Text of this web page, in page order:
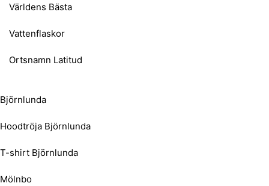
Världens Bästa
Vattenflaskor
Ortsnamn Latitud
Björnlunda
Hoodtröja Björnlunda
T-shirt Björnlunda
Mölnbo